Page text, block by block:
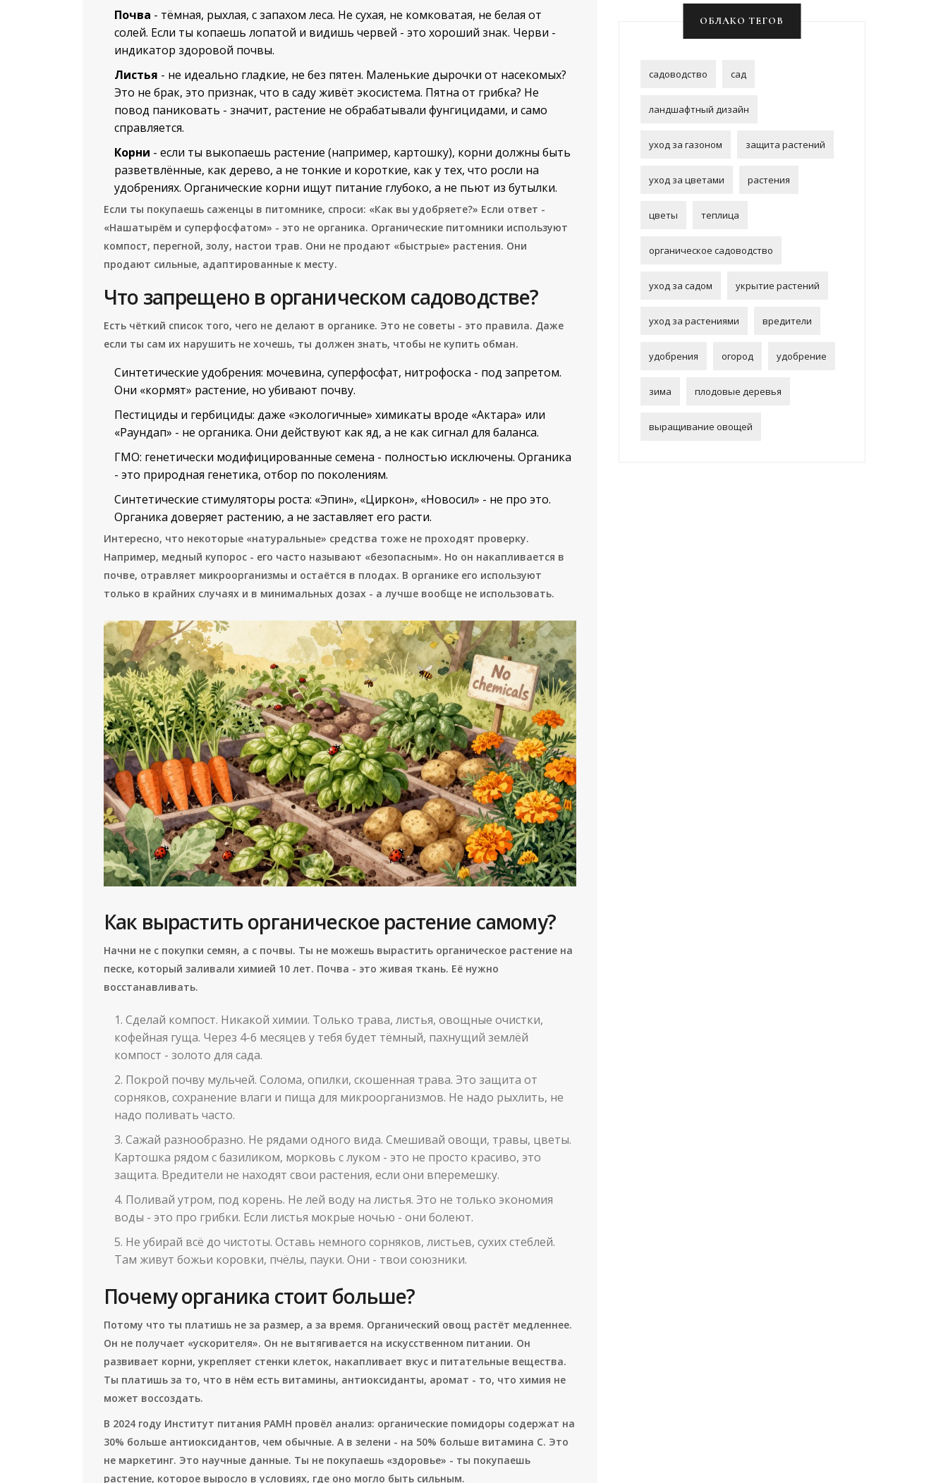
Почва - тёмная, рыхлая, с запахом леса. Не сухая, не комковатая, не белая от
солей. Если ты копаешь лопатой и видишь червей - это хороший знак. Черви -
индикатор здоровой почвы.
Листья - не идеально гладкие, не без пятен. Маленькие дырочки от насекомых?
Это не брак, это признак, что в саду живёт экосистема. Пятна от грибка? Не
повод паниковать - значит, растение не обрабатывали фунгицидами, и само
справляется.
Корни - если ты выкопаешь растение (например, картошку), корни должны быть
разветвлённые, как дерево, а не тонкие и короткие, как у тех, что росли на
удобрениях. Органические корни ищут питание глубоко, а не пьют из бутылки.
Если ты покупаешь саженцы в питомнике, спроси: «Как вы удобряете?» Если ответ -
«Нашатырём и суперфосфатом» - это не органика. Органические питомники используют
компост, перегной, золу, настои трав. Они не продают «быстрые» растения. Они
продают сильные, адаптированные к месту.
Что запрещено в органическом садоводстве?
Есть чёткий список того, чего не делают в органике. Это не советы - это правила. Даже
если ты сам их нарушить не хочешь, ты должен знать, чтобы не купить обман.
Синтетические удобрения: мочевина, суперфосфат, нитрофоска - под запретом.
Они «кормят» растение, но убивают почву.
Пестициды и гербициды: даже «экологичные» химикаты вроде «Актара» или
«Раундап» - не органика. Они действуют как яд, а не как сигнал для баланса.
ГМО: генетически модифицированные семена - полностью исключены. Органика
- это природная генетика, отбор по поколениям.
Синтетические стимуляторы роста: «Эпин», «Циркон», «Новосил» - не про это.
Органика доверяет растению, а не заставляет его расти.
Интересно, что некоторые «натуральные» средства тоже не проходят проверку.
Например, медный купорос - его часто называют «безопасным». Но он накапливается в
почве, отравляет микроорганизмы и остаётся в плодах. В органике его используют
только в крайних случаях и в минимальных дозах - а лучше вообще не использовать.
Как вырастить органическое растение самому?
Начни не с покупки семян, а с почвы. Ты не можешь вырастить органическое растение на
песке, который заливали химией 10 лет. Почва - это живая ткань. Её нужно
восстанавливать.
Сделай компост. Никакой химии. Только трава, листья, овощные очистки,
кофейная гуща. Через 4-6 месяцев у тебя будет тёмный, пахнущий землёй
компост - золото для сада.
Покрой почву мульчей. Солома, опилки, скошенная трава. Это защита от
сорняков, сохранение влаги и пища для микроорганизмов. Не надо рыхлить, не
надо поливать часто.
Сажай разнообразно. Не рядами одного вида. Смешивай овощи, травы, цветы.
Картошка рядом с базиликом, морковь с луком - это не просто красиво, это
защита. Вредители не находят свои растения, если они вперемешку.
Поливай утром, под корень. Не лей воду на листья. Это не только экономия
воды - это про грибки. Если листья мокрые ночью - они болеют.
Не убирай всё до чистоты. Оставь немного сорняков, листьев, сухих стеблей.
Там живут божьи коровки, пчёлы, пауки. Они - твои союзники.
Почему органика стоит больше?
Потому что ты платишь не за размер, а за время. Органический овощ растёт медленнее.
Он не получает «ускорителя». Он не вытягивается на искусственном питании. Он
развивает корни, укрепляет стенки клеток, накапливает вкус и питательные вещества.
Ты платишь за то, что в нём есть витамины, антиоксиданты, аромат - то, что химия не
может воссоздать.
В 2024 году Институт питания РАМН провёл анализ: органические помидоры содержат на
30% больше антиоксидантов, чем обычные. А в зелени - на 50% больше витамина С. Это
не маркетинг. Это научные данные. Ты не покупаешь «здоровье» - ты покупаешь
растение, которое выросло в условиях, где оно могло быть сильным.
ОБЛАКО ТЕГОВ
садоводство сад
ландшафтный дизайн
уход за газоном защита растений
уход за цветами растения
цветы теплица
органическое садоводство
уход за садом укрытие растений
уход за растениями вредители
удобрения огород удобрение
зима плодовые деревья
выращивание овощей